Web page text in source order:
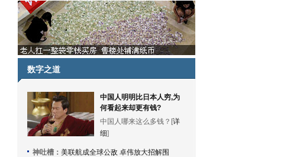
数字之道
中国人明明比日本人穷,为
何看起来却更有钱?
中国人哪来这么多钱？[详
细]
神吐槽： 美联航成全球公敌 卓伟放大招解围